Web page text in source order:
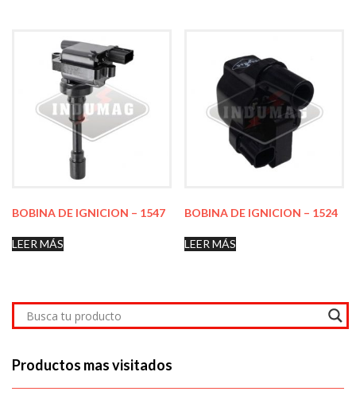
BOBINA DE IGNICION – 1547
LEER MÁS
BOBINA DE IGNICION – 1524
LEER MÁS
Productos mas visitados